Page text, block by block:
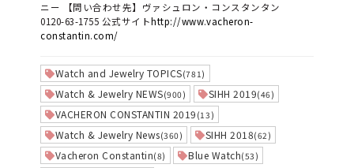
ニー 【問い合わせ先】ヴァシュロン・コンスタンタン
0120-63-1755 公式サイトhttp://www.vacheron-
constantin.com/
Watch and Jewelry TOPICS(781)
Watch & Jewelry NEWS(900) SIHH 2019(46)
VACHERON CONSTANTIN 2019 (13)
Watch & Jewelry News(360) SIHH 2018(62)
Vacheron Constantin(8) Blue Watch(53)